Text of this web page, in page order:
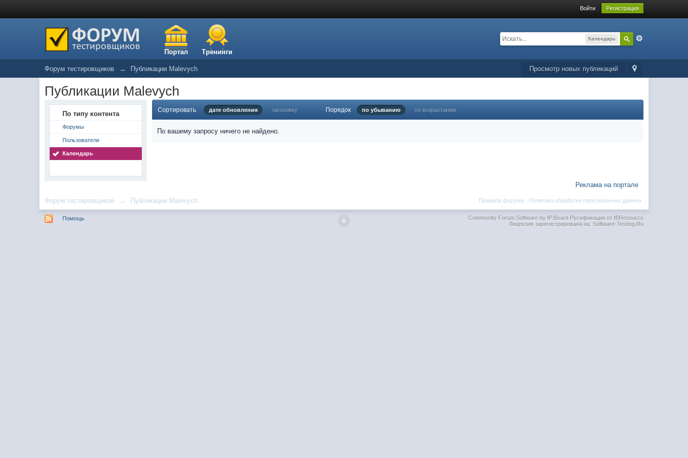
Войти Регистрация
Портал Тренинги
Календарь
Просмотр новых публикаций
Форум тестировщиков → Публикации Malevych
Публикации Malevych
По типу контента
Форумы
Пользователи
Календарь
Сортировать дате обновления заголовку Порядок по убыванию по возрастанию
По вашему запросу ничего не найдено.
Реклама на портале
Форум тестировщиков → Публикации Malevych Политика обработки персональных данных
Правила форума ·
Помощь Community Forum Software by IP.BoardРусификация от IBResource
Лицензия зарегистрирована на: Software-Testing.Ru